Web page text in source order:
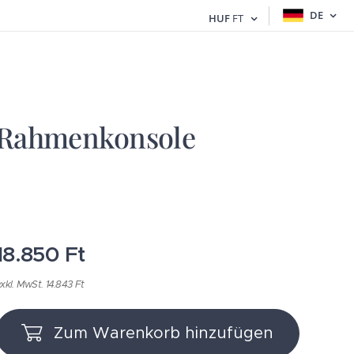
HUF FT DE
Ft
MwSt. 14.843 Ft
Zum Warenkorb hinzufügen